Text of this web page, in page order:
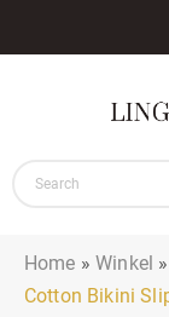
Home »Winkel »
Cotton Bikini